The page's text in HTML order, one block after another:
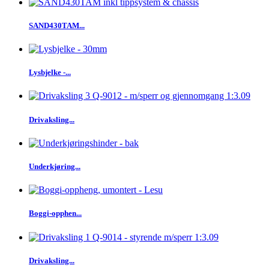
SAND430TAM...
Lysbjelke -...
Drivaksling...
Underkjøring...
Boggi-opphen...
Drivaksling...